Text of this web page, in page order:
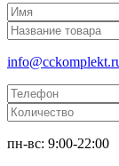
пн-вс: 9:00-22:00